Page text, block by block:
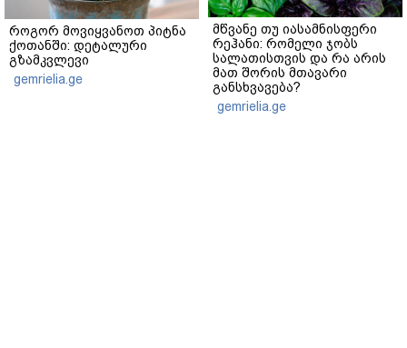
როგორ მოვიყვანოთ პიტნა
ქოთანში: დეტალური
გზამკვლევი
gemrielia.ge
მწვანე თუ იასამნისფერი
რეჰანი: რომელი ჯობს
სალათისთვის და რა არის
მათ შორის მთავარი
განსხვავება?
gemrielia.ge